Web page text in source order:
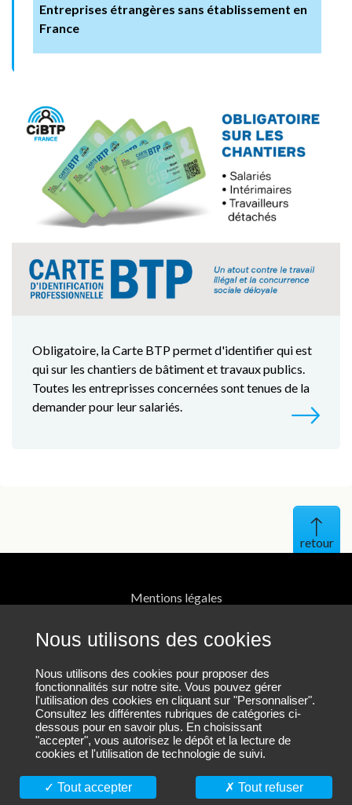
Nous utilisons des cookies
Nous utilisons des cookies pour proposer des
fonctionnalités sur notre site. Vous pouvez gérer
l'utilisation des cookies en cliquant sur "Personnaliser".
Consultez les différentes rubriques de catégories ci-
dessous pour en savoir plus. En choisissant
"accepter", vous autorisez le dépôt et la lecture de
cookies et l'utilisation de technologie de suivi.
Tout accepter Tout refuser
Entreprises étrangères sans établissement en
France
Obligatoire, la Carte BTP permet d'identifier qui est
qui sur les chantiers de bâtiment et travaux publics.
Toutes les entreprisses concernées sont tenues de la
demander pour leur salariés.
Haut
Mentions légales
Contact
Plan du site
Nous suivre sur LinkedIn